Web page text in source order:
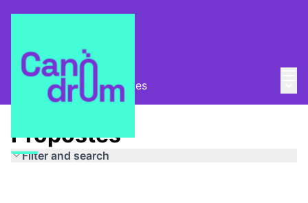
Pla Estratègic Propostes
Propostes
Filter and search